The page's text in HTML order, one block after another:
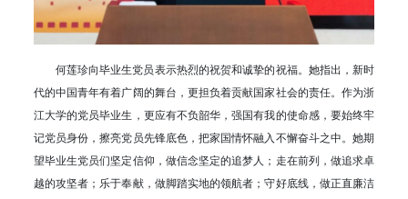
何莲珍向毕业生党员表示热烈的祝贺和诚挚的祝福。她指出，新时
代的中国青年有着广阔的舞台，更担负着贡献国家社会的责任。作为浙
江大学的党员毕业生，更应有不负韶华，强国有我的使命感，要始终牢
记党员身份，擦亮党员先锋底色，把家国情怀融入不懈奋斗之中。她期
望毕业生党员们坚定信仰，做信念坚定的追梦人；走在前列，做追求卓
越的攻坚者；乐于奉献，做脚踏实地的领航者；守好底线，做正直廉洁